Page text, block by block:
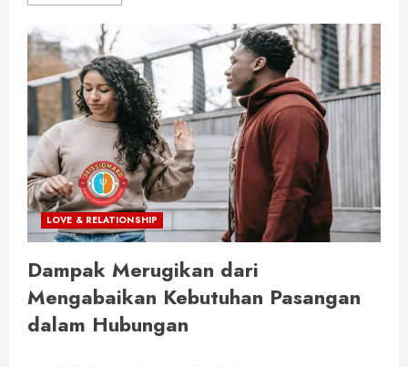
LOVE & RELATIONSHIP
Dampak Merugikan dari
Mengabaikan Kebutuhan Pasangan
dalam Hubungan